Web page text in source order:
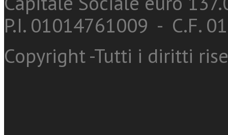
P.I. 01014761009 - C.F.
Copyright -Tutti i diritti